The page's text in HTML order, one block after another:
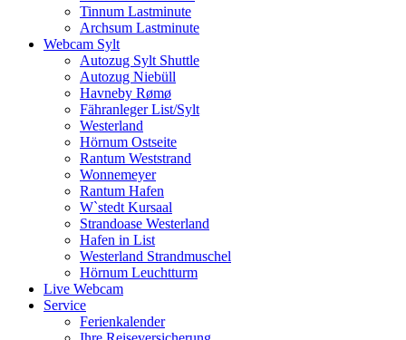
Tinnum Lastminute
Archsum Lastminute
Webcam Sylt
Autozug Sylt Shuttle
Autozug Niebüll
Havneby Rømø
Fähranleger List/Sylt
Westerland
Hörnum Ostseite
Rantum Weststrand
Wonnemeyer
Rantum Hafen
W`stedt Kursaal
Strandoase Westerland
Hafen in List
Westerland Strandmuschel
Hörnum Leuchtturm
Live Webcam
Service
Ferienkalender